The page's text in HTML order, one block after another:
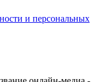
и персональных